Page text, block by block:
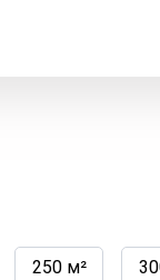
250 м²